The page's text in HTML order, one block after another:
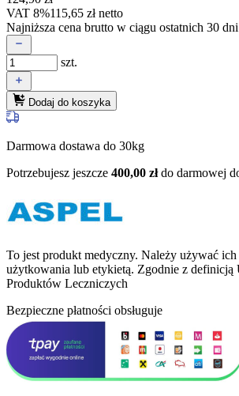
VAT 8%115,65 złnetto
Najniższa cena brutto w ciągu ostatnich 30
szt.
Dodaj do koszyka
Darmowa dostawa do 30kg
Potrzebujesz jeszcze 400,00 złdo darmowej
To jest produkt medyczny. Należy używać
użytkowania lub etykietą. Zgodnie z definicją
Produktów Leczniczych
Bezpieczne płatności obsługuje